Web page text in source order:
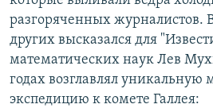
разгоряченных журналистов.
других высказался для
математических наук Лев
годах возглавлял
экспедицию к комете Галлея: